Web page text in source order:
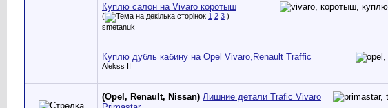
Куплю салон на Vivaro коротыш
( 1 2 3 )
smetanuk
Куплю дубль кабину на Opel Vivaro,Renault Traffic
Alekss II
(Opel, Renault, Nissan) Лишние детали Trafic Vivaro